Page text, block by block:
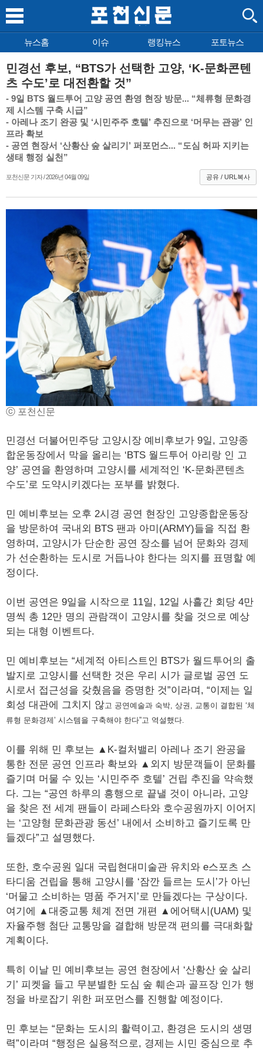
뉴스홈 이슈 랭킹뉴스 포토뉴스
민경선 후보, “BTS가 선택한 고양, ‘K-문화콘텐
츠 수도’로 대전환할 것”
- 9일 BTS 월드투어 고양 공연 환영 현장 방문... “체류형 문화경
제 시스템 구축 시급”
- 아레나 조기 완공 및 ‘시민주주 호텔’ 추진으로 ‘머무는 관광’ 인
프라 확보
- 공연 현장서 ‘산황산 숲 살리기’ 퍼포먼스... “도심 허파 지키는
생태 행정 실천”
포천신문 기자 / 2026년 04월 09일 공유 / URL복사
ⓒ 포천신문
민경선 더불어민주당 고양시장 예비후보가 9일, 고양종
합운동장에서 막을 올리는 ‘BTS 월드투어 아리랑 인 고
양’ 공연을 환영하며 고양시를 세계적인 ‘K-문화콘텐츠
수도’로 도약시키겠다는 포부를 밝혔다.
민 예비후보는 오후 2시경 공연 현장인 고양종합운동장
을 방문하여 국내외 BTS 팬과 아미(ARMY)들을 직접 환
영하며, 고양시가 단순한 공연 장소를 넘어 문화와 경제
가 선순환하는 도시로 거듭나야 한다는 의지를 표명할 예
정이다.
이번 공연은 9일을 시작으로 11일, 12일 사흘간 회당 4만
명씩 총 12만 명의 관람객이 고양시를 찾을 것으로 예상
되는 대형 이벤트다.
민 예비후보는 “세계적 아티스트인 BTS가 월드투어의 출
발지로 고양시를 선택한 것은 우리 시가 글로벌 공연 도
시로서 접근성을 갖췄음을 증명한 것”이라며, “이제는 일
회성 대관에 그치지 않고 공연예술과 숙박, 상권, 교통이 결합된 ‘체
류형 문화경제’ 시스템을 구축해야 한다”고 역설했다.
이를 위해 민 후보는 ▲K-컬처밸리 아레나 조기 완공을
통한 전문 공연 인프라 확보와 ▲외지 방문객들이 문화를
즐기며 머물 수 있는 ‘시민주주 호텔’ 건립 추진을 약속했
다. 그는 “공연 하루의 흥행으로 끝낼 것이 아니라, 고양
을 찾은 전 세계 팬들이 라페스타와 호수공원까지 이어지
는 ‘고양형 문화관광 동선’ 내에서 소비하고 즐기도록 만
들겠다”고 설명했다.
또한, 호수공원 일대 국립현대미술관 유치와 e스포츠 스
타디움 건립을 통해 고양시를 ‘잠깐 들르는 도시’가 아닌
‘머물고 소비하는 명품 주거지’로 만들겠다는 구상이다.
여기에 ▲대중교통 체계 전면 개편 ▲에어택시(UAM) 및
자율주행 첨단 교통망을 결합해 방문객 편의를 극대화할
계획이다.
특히 이날 민 예비후보는 공연 현장에서 ‘산황산 숲 살리
기’ 피켓을 들고 무분별한 도심 숲 훼손과 골프장 인가 행
정을 바로잡기 위한 퍼포먼스를 진행할 예정이다.
민 후보는 “문화는 도시의 활력이고, 환경은 도시의 생명
력”이라며 “행정은 실용적으로, 경제는 시민 중심으로 추